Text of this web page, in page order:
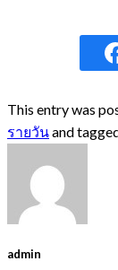
This entry was
รายวันand
admin